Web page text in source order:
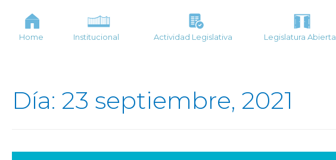
Home Institucional Actividad Legislativa Legislatura Abierta
Día: 23 septiembre, 2021